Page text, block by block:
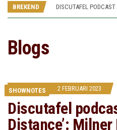
BREKEND
Blogs
SHOWNOTES 2 FEBRUARI 2023
Discutafel
Distance’: Milner